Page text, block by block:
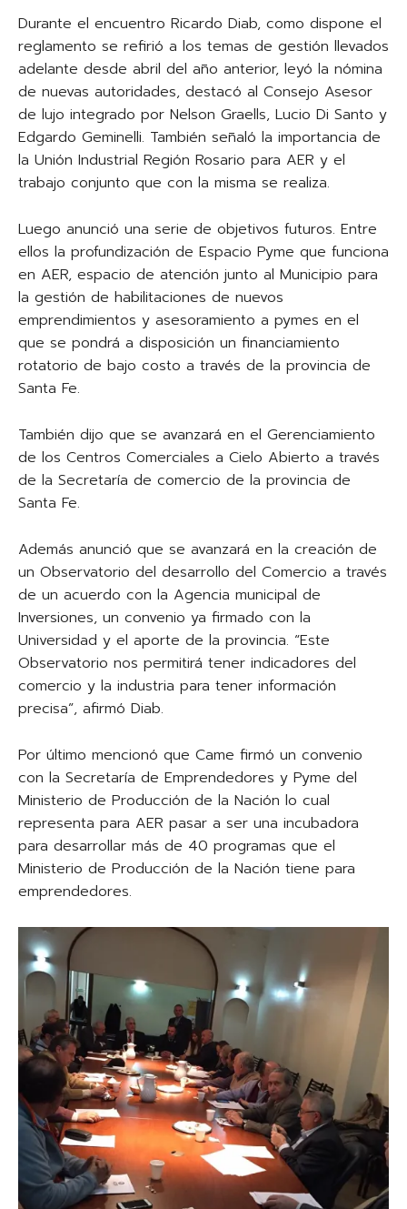
Durante el encuentro Ricardo Diab, como dispone el
reglamento se refirió a los temas de gestión llevados
adelante desde abril del año anterior, leyó la nómina
de nuevas autoridades, destacó al Consejo Asesor
de lujo integrado por Nelson Graells, Lucio Di Santo y
Edgardo Geminelli. También señaló la importancia de
la Unión Industrial Región Rosario para AER y el
trabajo conjunto que con la misma se realiza.
Luego anunció una serie de objetivos futuros. Entre
ellos la profundización de Espacio Pyme que funciona
en AER, espacio de atención junto al Municipio para
la gestión de habilitaciones de nuevos
emprendimientos y asesoramiento a pymes en el
que se pondrá a disposición un financiamiento
rotatorio de bajo costo a través de la provincia de
Santa Fe.
También dijo que se avanzará en el Gerenciamiento
de los Centros Comerciales a Cielo Abierto a través
de la Secretaría de comercio de la provincia de
Santa Fe.
Además anunció que se avanzará en la creación de
un Observatorio del desarrollo del Comercio a través
de un acuerdo con la Agencia municipal de
Inversiones, un convenio ya firmado con la
Universidad y el aporte de la provincia. “Este
Observatorio nos permitirá tener indicadores del
comercio y la industria para tener información
precisa”, afirmó Diab.
Por último mencionó que Came firmó un convenio
con la Secretaría de Emprendedores y Pyme del
Ministerio de Producción de la Nación lo cual
representa para AER pasar a ser una incubadora
para desarrollar más de 40 programas que el
Ministerio de Producción de la Nación tiene para
emprendedores.